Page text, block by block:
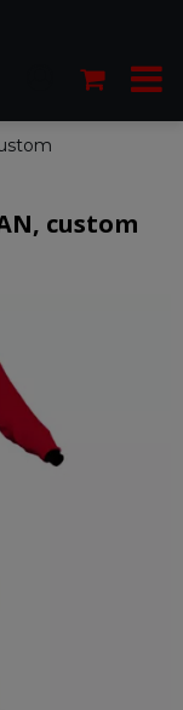
custom